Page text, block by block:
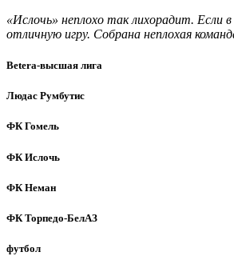
«Ислочь» неплохо так лихорадит. Если
отличную игру. Собрана неплохая
Betera-высшая лига
Людас Румбутис
ФК Гомель
ФК Ислочь
ФК Неман
ФК Торпедо-БелАЗ
футбол